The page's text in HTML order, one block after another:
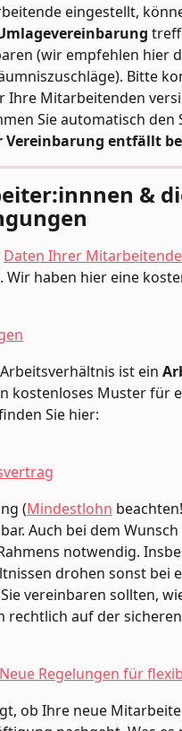
eingestellt,
(wir empfehlen hier
Bitte
Ihre Mitarbeitenden
Sie automatisch den
entfällt
&
Daten Ihrer
. Wir haben hier eine
ist ein
kostenloses Muster für
Sie hier:
(Mindestlohn
Auch bei dem Wunsch
notwendig.
drohen sonst bei
vereinbaren sollten,
rechtlich auf der
Regelungen für
ob Ihre neue